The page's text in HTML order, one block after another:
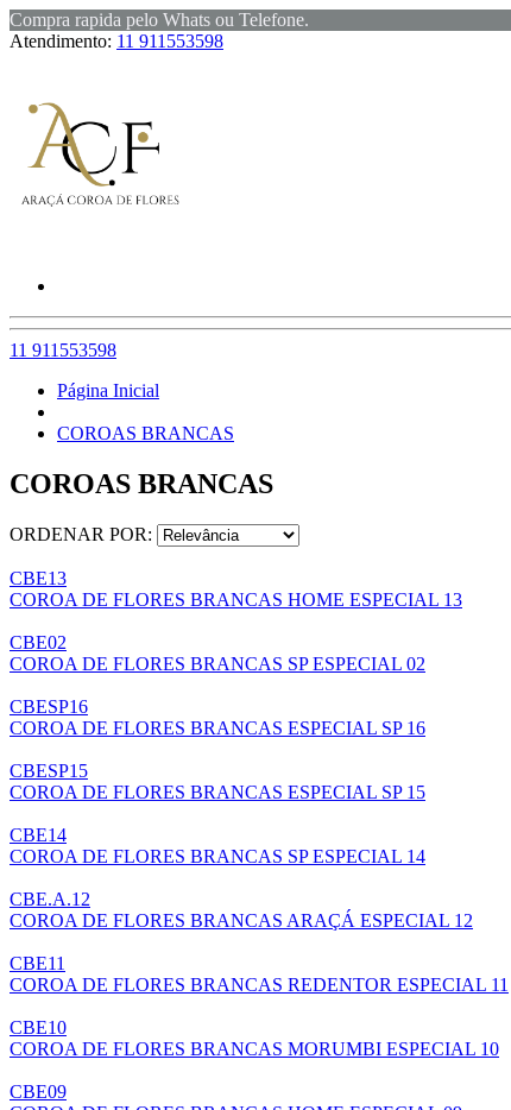
Compra rapida pelo Whats ou Telefone.
Atendimento: 11 911553598
11 911553598
Página Inicial
COROAS BRANCAS
COROAS BRANCAS
ORDENAR POR:
CBE13
COROA DE FLORES BRANCAS HOME ESPECIAL 13
CBE02
COROA DE FLORES BRANCAS SP ESPECIAL 02
CBESP16
COROA DE FLORES BRANCAS ESPECIAL SP 16
CBESP15
COROA DE FLORES BRANCAS ESPECIAL SP 15
CBE14
COROA DE FLORES BRANCAS SP ESPECIAL 14
CBE.A.12
COROA DE FLORES BRANCAS ARAÇÁ ESPECIAL 12
CBE11
COROA DE FLORES BRANCAS REDENTOR ESPECIAL 11
CBE10
COROA DE FLORES BRANCAS MORUMBI ESPECIAL 10
CBE09